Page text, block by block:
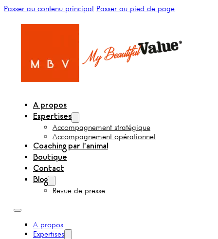
Passer au contenu principal Passer au pied de page
A propos
Expertises
Accompagnement stratégique
Accompagnement opérationnel
Coaching par l’animal
Boutique
Contact
Blog
Revue de presse
A propos
Expertises